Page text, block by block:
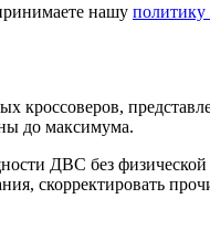
нашу политику
кроссоверов,
до максимума.
ДВС без
скорректировать